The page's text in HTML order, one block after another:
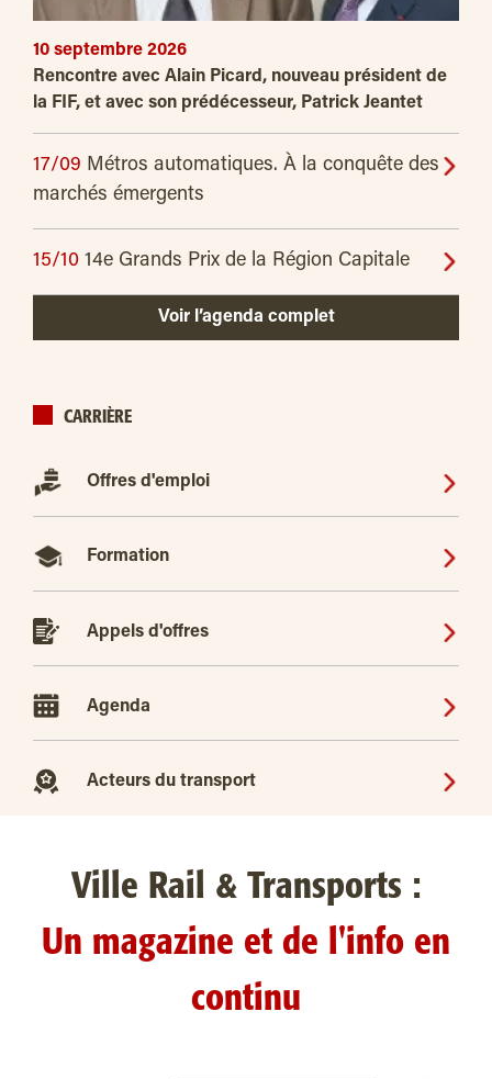
10 septembre 2026
Rencontre avec Alain Picard, nouveau président de
la FIF, et avec son prédécesseur, Patrick Jeantet
17/09 Métros automatiques. À la conquête des
marchés émergents
15/10 14e Grands Prix de la Région Capitale
Voir l’agenda complet
CARRIÈRE
Offres d'emploi
Formation
Appels d'offres
Agenda
Acteurs du transport
Ville Rail & Transports :
Un magazine et de l'info en
continu